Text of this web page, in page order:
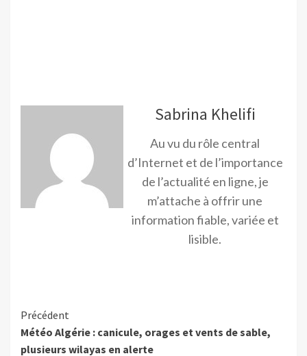
Sabrina Khelifi
Au vu du rôle central
d’Internet et de l’importance
de l’actualité en ligne, je
m’attache à offrir une
information fiable, variée et
lisible.
Précédent
Météo Algérie : canicule, orages et vents de sable,
plusieurs wilayas en alerte